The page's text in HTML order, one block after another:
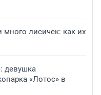
много лисичек: как их
девушка
«Лотос» в